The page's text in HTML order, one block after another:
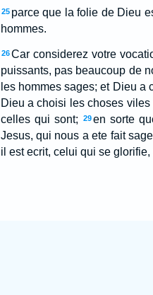
25 parce que la folie de Dieu
hommes.
26 Car considerez votre
puissants, pas beaucoup de
les hommes sages; et Dieu
Dieu a choisi les choses
celles qui sont;
29en sorte
Jesus, qui nous a ete fait
il est ecrit, celui qui se